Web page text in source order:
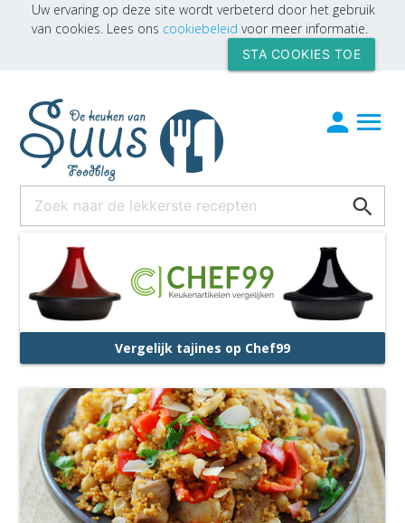
Uw ervaring op deze site wordt verbeterd door het gebruik
van cookies. Lees ons cookiebeleid voor meer informatie.
STA COOKIES TOE
Vergelijk tajines op Chef99